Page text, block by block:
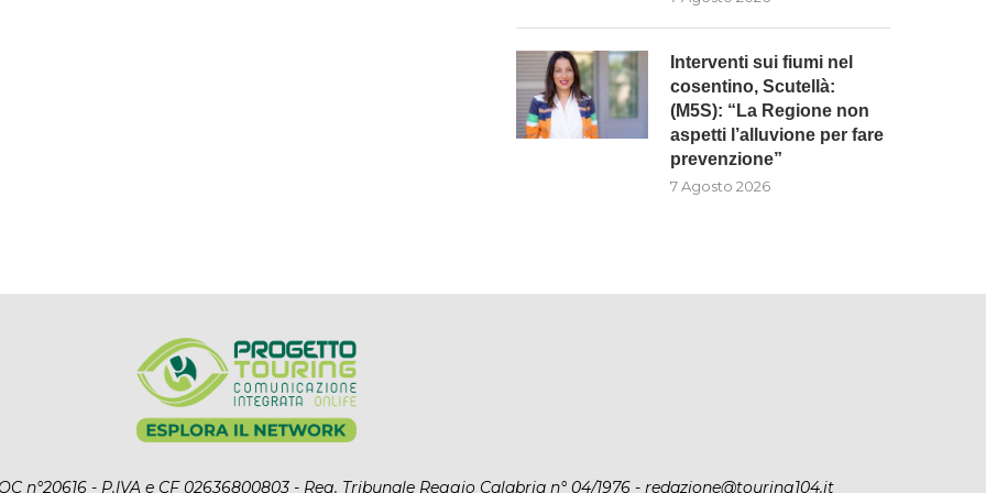
Interventi sui fiumi nel
cosentino, Scutellà:
(M5S): “La Regione non
aspetti l’alluvione per fare
prevenzione”
7 Agosto 2026
n°20616 - P.IVA e CF 02636800803 - Reg. Tribunale Reggio Calabria n° 04/1976 - redazione@touring104.it